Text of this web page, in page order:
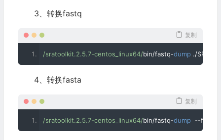
3、转换fastq
复制
/sratoolkit.2.5.7-centos_linux64/bin/fastq-dump ./
4、转换fasta
复制
/sratoolkit.2.5.7-centos_linux64/bin/fastq-dump --fasta